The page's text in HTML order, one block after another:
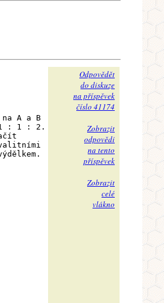
A a B
1 : 1 : 2.
Odpovědět
do diskuze
na příspěvek
číslo 41174
Zobrazit
odpovědi
na tento
příspěvek
Zobrazit
celé
vlákno